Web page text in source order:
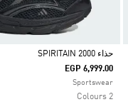
Selected
حذاء SPIRITAIN 2000
EGP 6,999.00
Sportswear
2 Colours